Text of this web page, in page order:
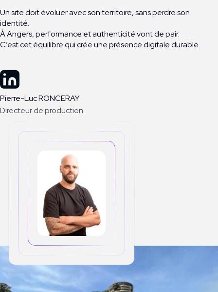
Un site doit évoluer avec son territoire, sans perdre son
identité.
À Angers, performance et authenticité vont de pair.
C’est cet équilibre qui crée une présence digitale durable.
Pierre-Luc RONCERAY
Directeur de production